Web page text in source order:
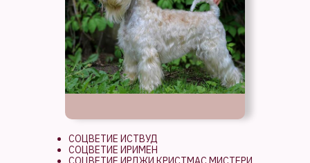
СОЦВЕТИЕ ИСТВУД
СОЦВЕТИЕ ИРИМЕН